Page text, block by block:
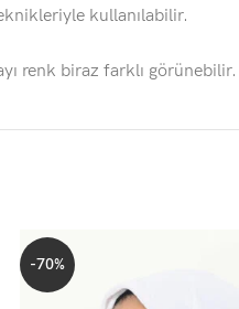
kullanılabilir.
renk biraz farklı görünebilir.
-70%